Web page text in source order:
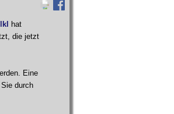
hat
die jetzt
Eine
durch